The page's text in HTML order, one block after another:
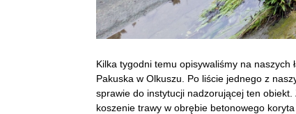
Kilka tygodni temu opisywaliśmy na naszych
Pakuska w Olkuszu. Po liście jednego z
sprawie do instytucji nadzorującej ten
koszenie trawy w obrębie betonowego koryta